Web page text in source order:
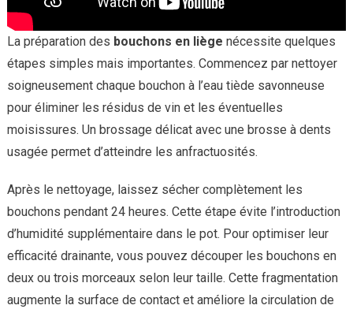
La préparation des bouchons en liège nécessite quelques
étapes simples mais importantes. Commencez par nettoyer
soigneusement chaque bouchon à l’eau tiède savonneuse
pour éliminer les résidus de vin et les éventuelles
moisissures. Un brossage délicat avec une brosse à dents
usagée permet d’atteindre les anfractuosités.
Après le nettoyage, laissez sécher complètement les
bouchons pendant 24 heures. Cette étape évite l’introduction
d’humidité supplémentaire dans le pot. Pour optimiser leur
efficacité drainante, vous pouvez découper les bouchons en
deux ou trois morceaux selon leur taille. Cette fragmentation
augmente la surface de contact et améliore la circulation de